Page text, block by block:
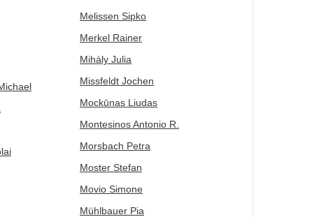
Melissen Sipko
Merkel Rainer
Mihály Julia
Missfeldt Jochen
Mockūnas Liudas
Montesinos Antonio R.
Morsbach Petra
Moster Stefan
Movio Simone
Mühlbauer Pia